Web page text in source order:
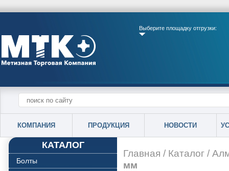
Выберите площадку отгрузки:
КОМПАНИЯ ПРОДУКЦИЯ НОВОСТИ
КАТАЛОГ
Болты
Главная / Каталог /
мм